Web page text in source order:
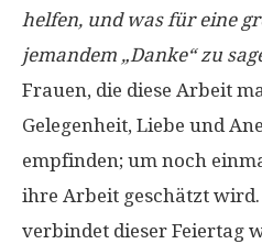
helfen, und was für eine
jemandem „Danke“ zu
Frauen, die diese Arbeit
Gelegenheit, Liebe und
empfinden; um noch
ihre Arbeit geschätzt
verbindet dieser Feiertag